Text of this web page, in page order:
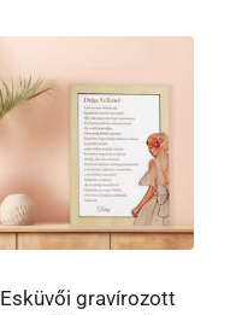
Esküvői gravírozott